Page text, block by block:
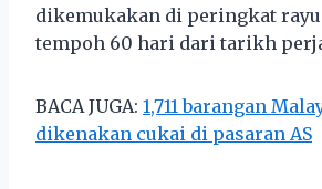
dikemukakan di peringkat
tempoh 60 hari dari tarikh
BACA JUGA: 1,711 barangan
dikenakan cukai di pasaran AS